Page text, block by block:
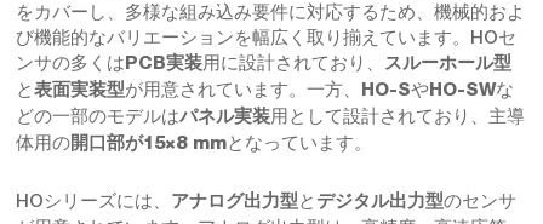
をカバーし、多様な組み込み要件に対応するため、機械的およ
び機能的なバリエーションを幅広く取り揃えています。HOセ
ンサの多くは PCB実装用に設計されており、 スルーホール型
と 表面実装型が用意されています。一方、 HO-Sや HO-SWな
どの一部のモデルはパネル実装用として設計されており、主導
体用の開口部が15×8 mmとなっています。
HOシリーズには、 アナログ出力型 と デジタル出力型のセンサ